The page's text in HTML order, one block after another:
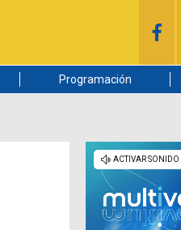
Programación